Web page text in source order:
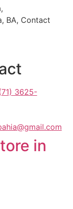
BA, Contact
3625-
in